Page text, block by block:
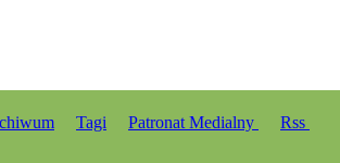
Tagi Patronat Medialny
Rss